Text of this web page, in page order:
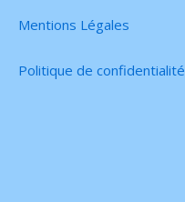
Mentions Légales
Politique de confidentialité